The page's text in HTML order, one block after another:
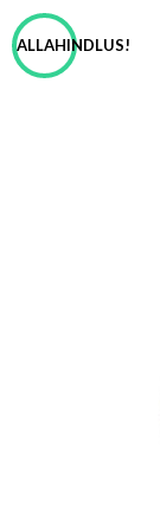
ALLAHINDLUS!